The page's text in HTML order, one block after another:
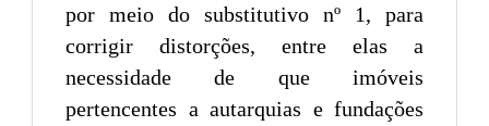
por meio do substitutivo nº 1, para
corrigir distorções, entre elas a
necessidade de que imóveis
pertencentes a autarquias e fundações